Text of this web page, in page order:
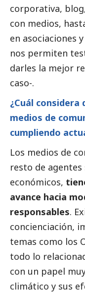
corporativa,
con medios,
en asociaciones
nos permiten
darles la mejor
caso-.
¿Cuál considera
medios de
cumpliendo
Los medios de
resto de agentes
económicos,
avance hacia
responsables.
concienciación,
temas como los
todo lo
con un papel
climático y sus